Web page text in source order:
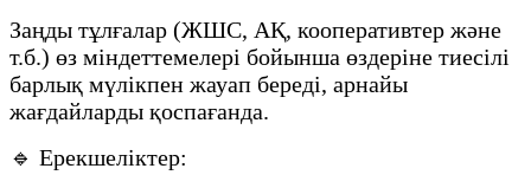
Заңды тұлғалар (ЖШС, АҚ, кооперативтер және
т.б.) өз міндеттемелері бойынша өздеріне тиесілі
барлық мүлікпен жауап береді, арнайы
жағдайларды қоспағанда.
🔹 Ерекшеліктер: